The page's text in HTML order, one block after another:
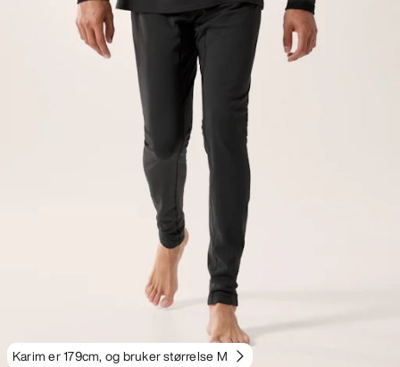
Karim er 179cm, og bruker størrelse M